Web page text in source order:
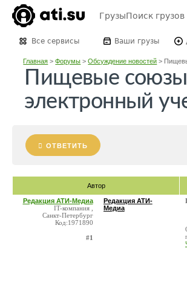
ГрузыПоиск грузов
Все сервисы Ваши грузы
Главная >Форумы >Обсуждение новостей >
Пищевые союзы
электронный
ОТВЕТИТЬ
Автор
Редакция АТИ-Медиа
IT-компания ,
Санкт-Петербург
Код:1971890
#1
Редакция АТИ-
Медиа